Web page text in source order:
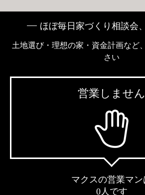
ほぼ毎日家づくり相談会
土地選び・理想の家・資金計画など
さい
営業しません
マクスの営業マン
0人です